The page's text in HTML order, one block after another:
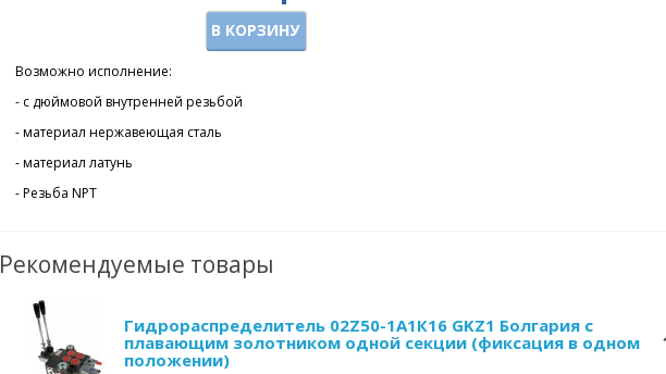
В КОРЗИНУ
Возможно исполнение:
- с дюймовой внутренней резьбой
- материал нержавеющая сталь
- материал латунь
- Резьба NPT
Рекомендуемые товары
Гидрораспределитель 02Z50-1А1К16 GKZ1 Болгария с
плавающим золотником одной секции (фиксация в одном
положении)